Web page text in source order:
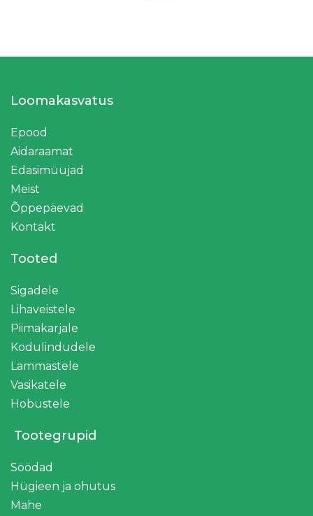
Loomakasvatus
Epood
Aidaraamat
Edasimüüjad
Meist
Õppepäevad
Kontakt
Tooted
Sigadele
Lihaveistele
Piimakarjale
Kodulindudele
Lammastele
Vasikatele
Hobustele
Tootegrupid
Söödad
Hügieen ja ohutus
Mahe